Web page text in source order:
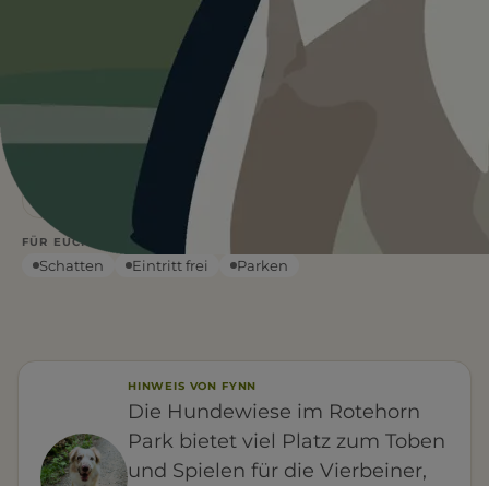
Frei
—
FÜR EUCH RELEVANT
Kein Wasser
Schatten
Eintritt frei Parken
HINWEIS VON FYNN
Die Hundewiese im Rotehorn
Park bietet viel Platz zum Toben
und Spielen für die Vierbeiner,